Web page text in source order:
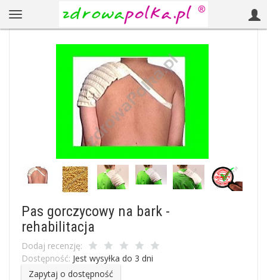
Pas gorczycowy na bark -
rehabilitacja
Dodaj recenzję:
Dostępność: Jest wysyłka do 3 dni
Zapytaj o dostępność